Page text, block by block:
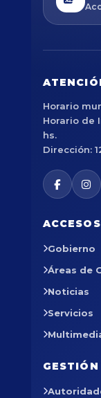
Horario
Horario de
hs.
Dirección:
Gobierno
Áreas de
Noticias
Servicios